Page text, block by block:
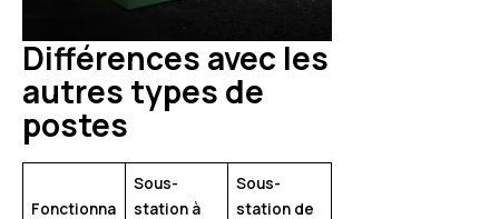
Différences avec les
autres types de
postes
Fonctionna
Sous-
station à
Sous-
station de